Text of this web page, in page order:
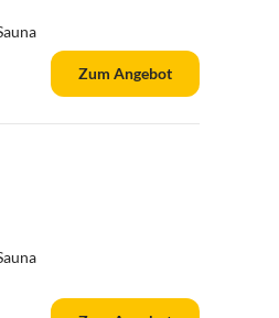
Zum Angebot